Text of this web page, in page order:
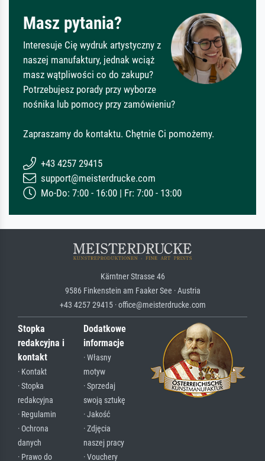
Masz pytania?
Interesuje Cię wydruk artystyczny z
naszej manufaktury, jednak wciąż
masz wątpliwości co do zakupu?
Potrzebujesz porady przy wyborze
nośnika lub pomocy przy zamówieniu?
Zapraszamy do kontaktu. Chętnie Ci pomożemy.
+43 4257 29415
support@meisterdrucke.com
Mo-Do: 7:00 - 16:00 | Fr: 7:00 - 13:00
Kärntner Strasse 46
9586 Finkenstein am Faaker See · Austria
+43 4257 29415 · office@meisterdrucke.com
Stopka
redakcyjna i
kontakt
· Kontakt
· Stopka
redakcyjna
· Regulamin
· Ochrona
danych
· Prawo do
Dodatkowe
informacje
· Własny
motyw
· Sprzedaj
swoją sztukę
· Jakość
· Zdjęcia
naszej pracy
· Vouchery